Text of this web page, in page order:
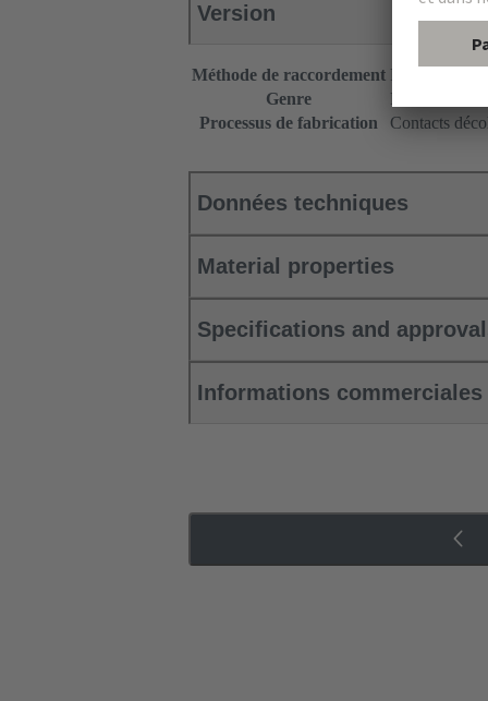
Version
Méthode de raccordement Raccordement
Genre
Femelle
Processus de fabrication
Contacts
Données techniques
Material properties
Specifications and
Informations commerciales